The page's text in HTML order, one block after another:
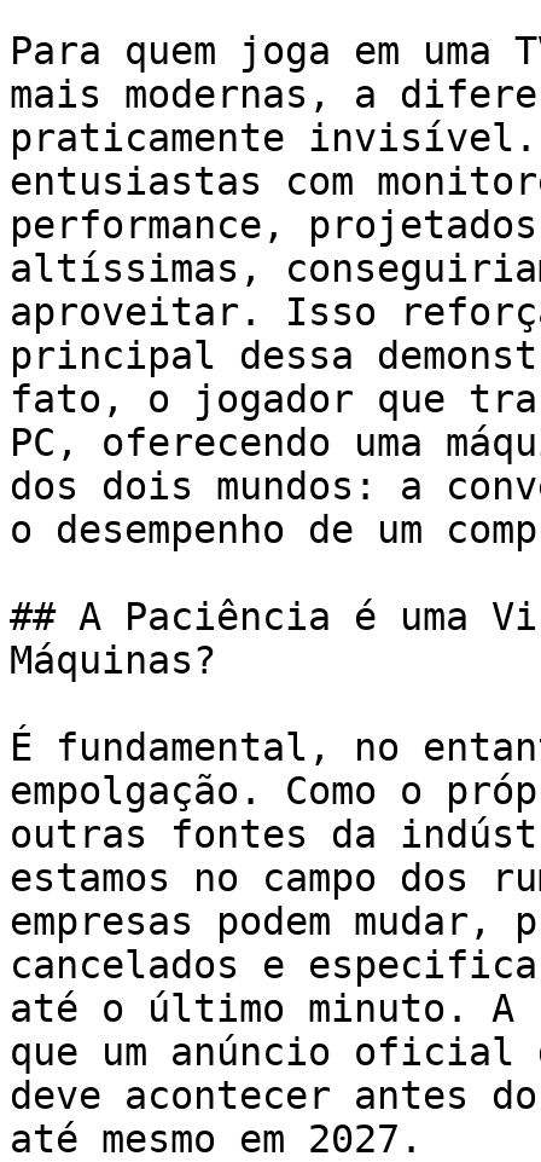
Para quem joga em uma
mais modernas, a
praticamente
entusiastas com
performance,
altíssimas,
aproveitar. Isso
principal dessa
fato, o jogador que
PC, oferecendo uma
dos dois mundos: a
o desempenho de um
## A Paciência é uma
Máquinas?
É fundamental, no
empolgação. Como o
outras fontes da
estamos no campo dos
empresas podem mudar,
cancelados e
até o último minuto. A
que um anúncio oficial
deve acontecer antes
até mesmo em 2027.